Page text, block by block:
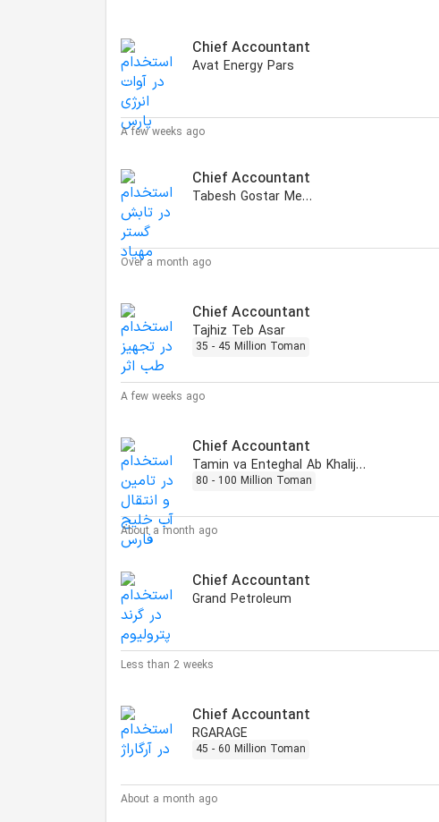
Chief Accountant
Avat Energy Pars
A few weeks ago
Chief Accountant
Tabesh Gostar Mehyad
Over a month ago
Chief Accountant
Tajhiz Teb Asar
35 - 45 Million Toman
A few weeks ago
Chief Accountant
Tamin va Enteghal Ab Khalije Fars
80 - 100 Million Toman
About a month ago
Chief Accountant
Grand Petroleum
Less than 2 weeks
Chief Accountant
RGARAGE
45 - 60 Million Toman
About a month ago